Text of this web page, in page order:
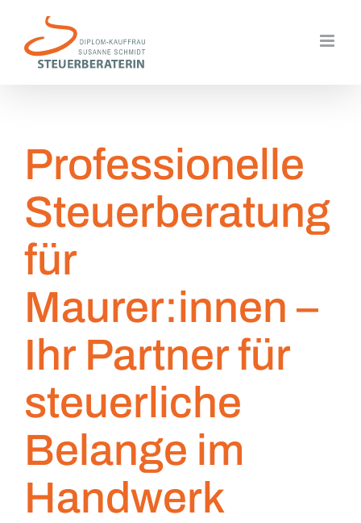
springen
Professionelle
Steuerberatung
für
Maurer:innen –
Ihr Partner für
steuerliche
Belange im
Handwerk